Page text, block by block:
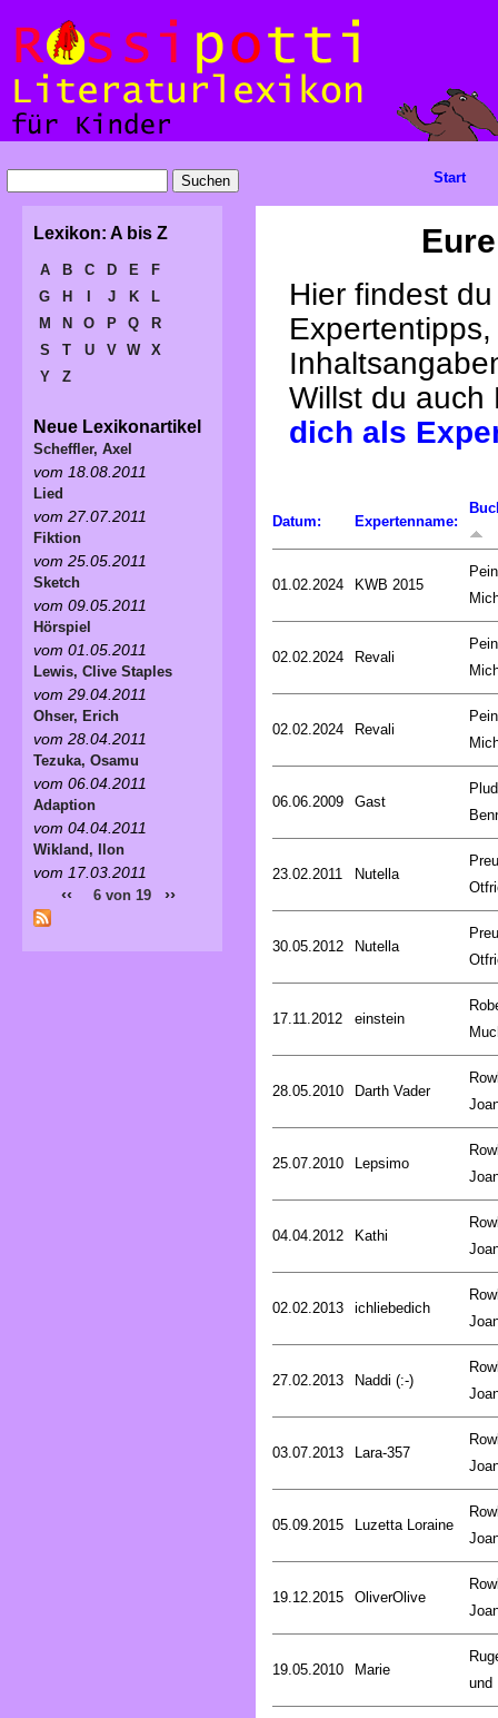
Hier findest
Willst du
dich als
Datum: Expertenname:
01.02.2024 KWB 2015
02.02.2024 Revali
02.02.2024 Revali
06.06.2009 Gast
23.02.2011 Nutella
30.05.2012 Nutella
17.11.2012 einstein
28.05.2010 Darth Vader
25.07.2010 Lepsimo
04.04.2012 Kathi
02.02.2013 ichliebedich
27.02.2013 Naddi (:-)
03.07.2013 Lara-357
05.09.2015 Luzetta Loraine
19.12.2015 OliverOlive
19.05.2010 Marie
und
Start
Lexikon: A bis Z
A B C D E
F
G
H J K
L
M
N O P Q
R
S
T U V W
X
Y
Z
Neue Lexikonartikel
Scheffler, Axel
vom 18.08.2011
Lied
vom 27.07.2011
Fiktion
vom 25.05.2011
Sketch
vom 09.05.2011
Hörspiel
vom 01.05.2011
Lewis, Clive Staples
vom 29.04.2011
Ohser, Erich
vom 28.04.2011
Tezuka, Osamu
vom 06.04.2011
Adaption
vom 04.04.2011
Wikland, Ilon
vom 17.03.2011
‹‹ 6 von 19 ››